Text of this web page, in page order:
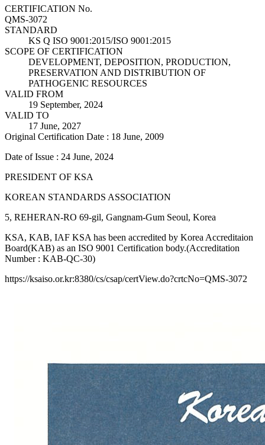
CERTIFICATION No.
QMS-3072
STANDARD
KS Q ISO 9001:2015/ISO 9001:2015
SCOPE OF CERTIFICATION
DEVELOPMENT, DEPOSITION, PRODUCTION,
PRESERVATION AND DISTRIBUTION OF
PATHOGENIC RESOURCES
VALID FROM
19 September, 2024
VALID TO
17 June, 2027
Original Certification Date : 18 June, 2009
Date of Issue : 24 June, 2024
PRESIDENT OF KSA
KOREAN STANDARDS ASSOCIATION
5, REHERAN-RO 69-gil, Gangnam-Gum Seoul, Korea
KSA, KAB, IAF KSA has been accredited by Korea Accreditaion
Board(KAB) as an ISO 9001 Certification body.(Accreditation
Number : KAB-QC-30)
https://ksaiso.or.kr:8380/cs/csap/certView.do?crtcNo=QMS-3072